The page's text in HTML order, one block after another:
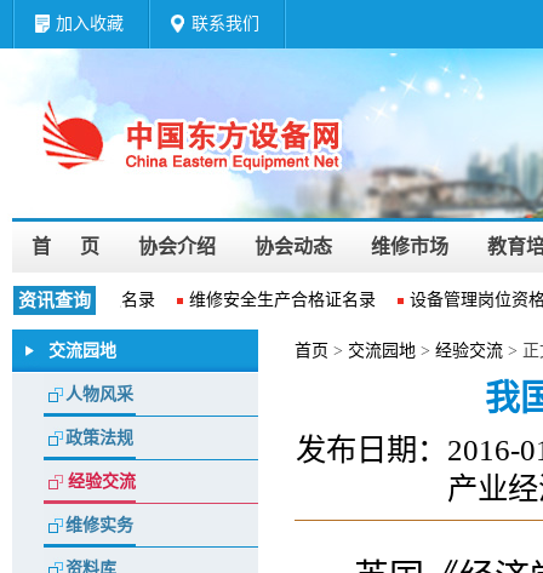
加入收藏 联系我们
首 页 协会介绍 协会动态 维修市场 教育
资讯查询
业资质等级名录 维修安全生产合格证名录 设备管理岗位资格认
交流园地
人物风采
政策法规
经验交流
维修实务
资料库
首页 > 交流园地 > 经验交流 > 正
我
发布日期：2016-
产业